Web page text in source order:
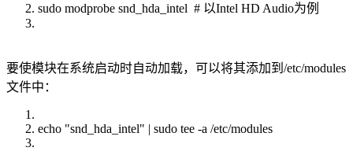
sudo modprobe snd_hda_intel # 以Intel HD Audio为例
要使模块在系统启动时自动加载，可以将其添加到/etc/modules
文件中：
echo "snd_hda_intel" | sudo tee -a /etc/modules